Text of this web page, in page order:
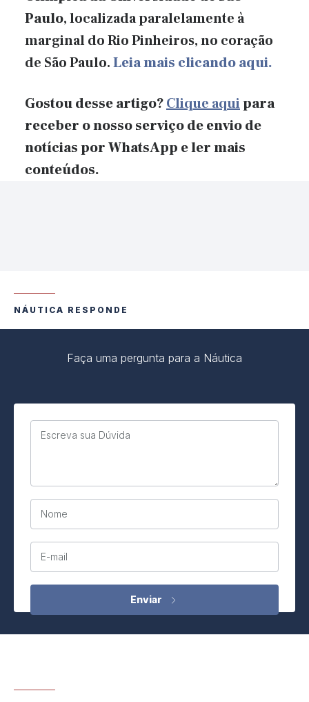
Paulo, localizada paralelamente à
marginal do Rio Pinheiros, no coração
de São Paulo.Leia mais clicando aqui.
Gostou desse artigo?Clique aquipara
receber o nosso serviço de envio de
notícias por WhatsApp e ler mais
conteúdos.
NÁUTICA RESPONDE
Faça uma pergunta para a Náutica
Escreva sua Dúvida
Nome
E-mail